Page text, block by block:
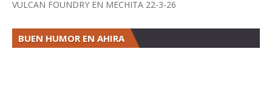
VULCAN FOUNDRY EN MECHITA 22-3-26
BUEN HUMOR EN AHIRA